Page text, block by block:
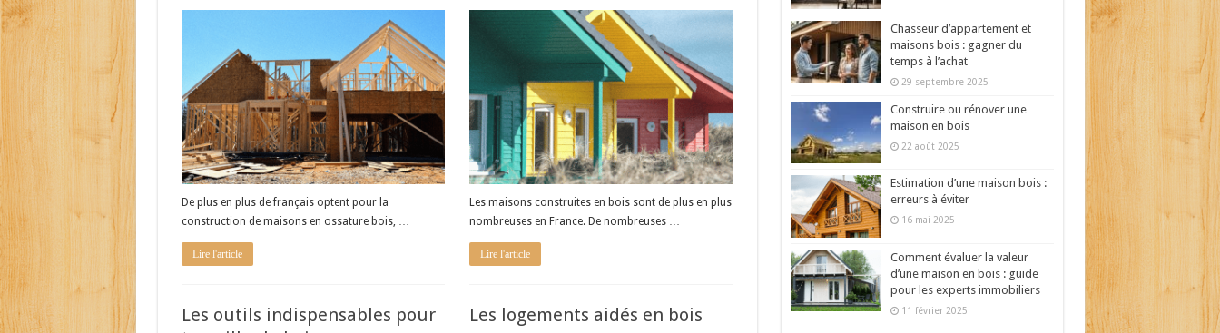
De plus en plus de français optent pour la
construction de maisons en ossature bois, …
Lire l'article
Les maisons construites en bois sont de plus en plus
nombreuses en France. De nombreuses …
Lire l'article
Les outils indispensables pour
Les logements aidés en bois
Chasseur d’appartement et
maisons bois : gagner du
temps à l’achat
29 septembre 2025
Construire ou rénover une
maison en bois
22 août 2025
Estimation d’une maison bois :
erreurs à éviter
16 mai 2025
Comment évaluer la valeur
d’une maison en bois : guide
pour les experts immobiliers
11 février 2025